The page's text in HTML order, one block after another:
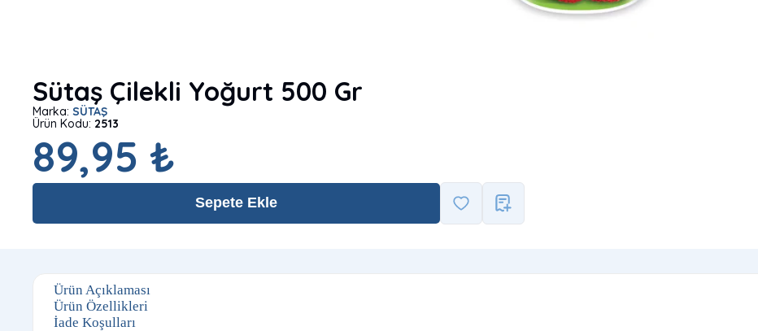
Sütaş Çilekli Yoğurt 500 Gr
Marka: SÜTAŞ
Ürün Kodu: 2513
89,95 ₺
Sepete Ekle
Ürün Açıklaması
Ürün Özellikleri
İade Koşulları